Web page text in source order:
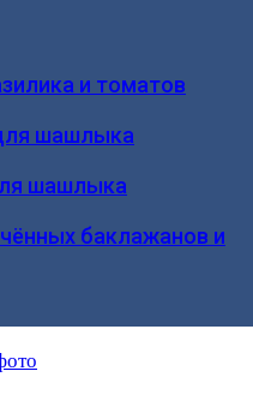
и томатов
шашлыка
шашлыка
баклажанов и